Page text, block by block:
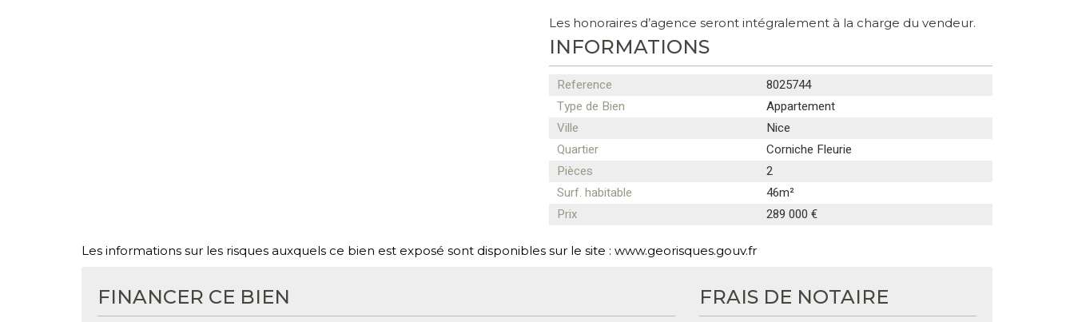
Les honoraires d’agence seront intégralement à la charge du vendeur.
INFORMATIONS
Reference
8025744
Type de Bien
Appartement
Ville
Nice
Quartier
Corniche Fleurie
Pièces
2
Surf. habitable
46m²
Prix
289 000 €
Les informations sur les risques auxquels ce bien est exposé sont disponibles sur le site : www.georisques.gouv.fr
FINANCER CE BIEN FRAIS DE NOTAIRE